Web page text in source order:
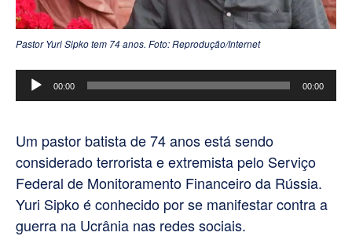
Pastor Yuri Sipko tem 74 anos. Foto: Reprodução/Internet
Tocador
de
00:00 00:00
Um pastor batista de 74 anos está sendo
considerado terrorista e extremista pelo Serviço
Federal de Monitoramento Financeiro da Rússia.
Yuri Sipko é conhecido por se manifestar contra a
guerra na Ucrânia nas redes sociais.